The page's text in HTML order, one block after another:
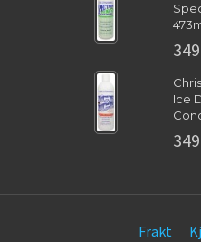
Ice
Frakt